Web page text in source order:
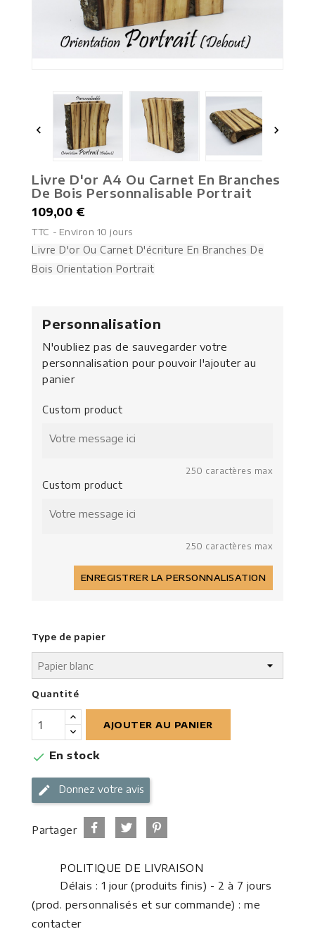
 
Livre D'or A4 Ou Carnet En Branches
De Bois Personnalisable Portrait
109,00 €
TTC Environ 10 jours
Livre D'or Ou Carnet D'écriture En Branches De
Bois Orientation Portrait
Personnalisation
N'oubliez pas de sauvegarder votre
personnalisation pour pouvoir l'ajouter au
panier
Custom product
250 caractères max
Custom product
250 caractères max
ENREGISTRER LA PERSONNALISATION
Type de papier
Quantité
AJOUTER AU PANIER
 En stock
Donnez votre avis
Partager
POLITIQUE DE LIVRAISON
Délais : 1 jour (produits finis) - 2 à 7 jours
(prod. personnalisés et sur commande) : me
contacter